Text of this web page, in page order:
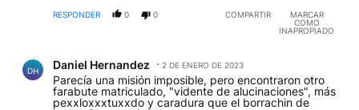
RESPONDER 0 0 COMPARTIR
MARCAR
COMO
INAPROPIADO
DH Daniel Hernandez 2 DE ENERO DE 2023
Parecía una misión imposible, pero encontraron otro
farabute matriculado, "vidente de alucinaciones", más
pexxloxxxtuxxdo y caradura que el borrachin de